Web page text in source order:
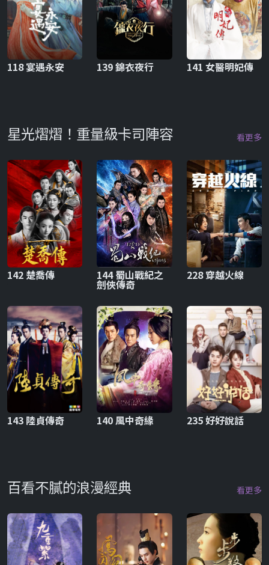
118 宴遇永安 139 錦衣夜行 141 女醫明妃傳
星光熠熠！重量級卡司陣容 看更多
142 楚喬傳 144 蜀山戰紀之
劍俠傳奇
228 穿越火線
143 陸貞傳奇 140 風中奇緣 235 好好說話
百看不膩的浪漫經典 看更多